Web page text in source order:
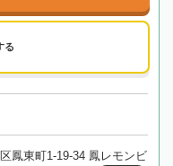
る
鳳東町1-19-34 鳳レモンビ